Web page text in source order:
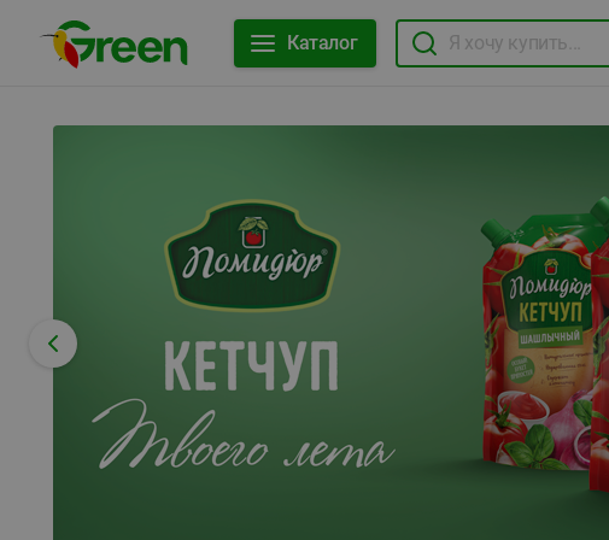
Каталог